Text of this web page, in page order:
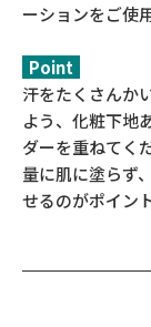
ーションをご使
Point
汗をたくさんか
よう、化粧下地
ダーを重ねてく
量に肌に塗らず
せるのがポイン